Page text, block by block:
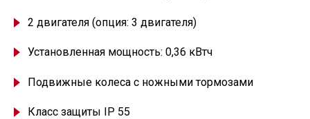
2 двигателя (опция: 3 двигателя)
Установленная мощность: 0,36 кВтч
Подвижные колеса с ножными тормозами
Класс защиты IP 55